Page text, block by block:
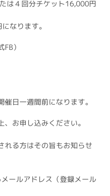
は４回分チケット16,000円
なります。
）
日一週間前になります。
お申し込みください。
れる方はその旨もお知らせ
ールアドレス（登録メール